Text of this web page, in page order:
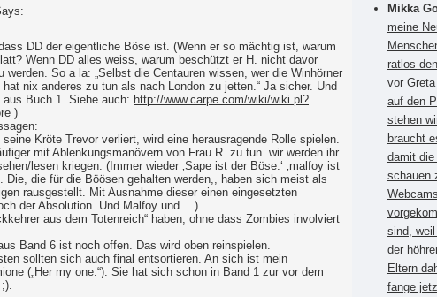
DD der eigentliche Böse ist. (Wenn er so mächtig ist, warum
Wenn DD alles weiss, warum beschützt er H. nicht davor
werden. So a la: „Selbst die Centauren wissen, wer die Winhörner
nix anderes zu tun als nach London zu jetten.“ Ja sicher. Und
Buch 1. Siehe auch: http://www.carpe.com/wiki/wiki.pl?
)
Kröte Trevor verliert, wird eine herausragende Rolle spielen.
mit Ablenkungsmanövern von Frau R. zu tun. wir werden ihr
lesen kriegen. (Immer wieder ‚Sape ist der Böse.‘ ‚malfoy ist
Die, die für die Böösen gehalten werden,, haben sich meist als
rausgestellt. Mit Ausnahme dieser einen eingesetzten
der Absolution. Und Malfoy und …)
aus dem Totenreich“ haben, ohne dass Zombies involviert
Band 6 ist noch offen. Das wird oben reinspielen.
sollten sich auch final entsortieren. An sich ist mein
(„Her my one.“). Sie hat sich schon in Band 1 zur vor dem
Mikka
meine
ratlos
vor
auf den
stehen
braucht
damit
schauen
sind,
der
Eltern
fange